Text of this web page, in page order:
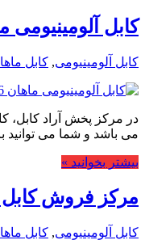
کابل آلومینیومی ماهان 16*4
کابل آلومینیومی, کابل
می باشد و شما می توانید
بیشتر بخوانید »
مرکز فروش کابل
کابل آلومینیومی, کابل